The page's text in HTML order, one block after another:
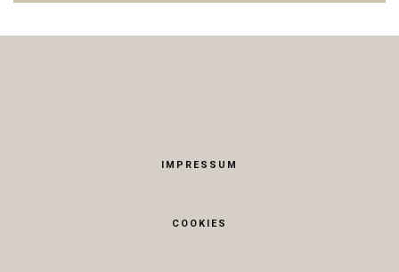
IMPRESSUM
COOKIES